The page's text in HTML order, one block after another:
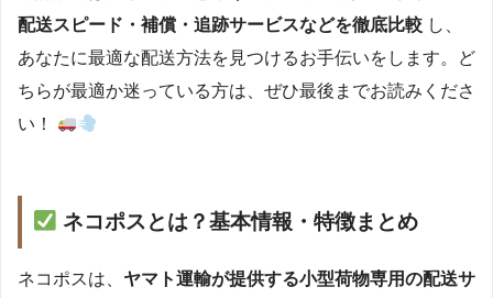
配送スピード・補償・追跡サービスなどを徹底比較 し、
あなたに最適な配送方法を見つけるお手伝いをします。ど
ちらが最適か迷っている方は、ぜひ最後までお読みくださ
い！
ネコポスとは？基本情報・特徴まとめ
ネコポスは、 ヤマト運輸が提供する小型荷物専用の配送サ